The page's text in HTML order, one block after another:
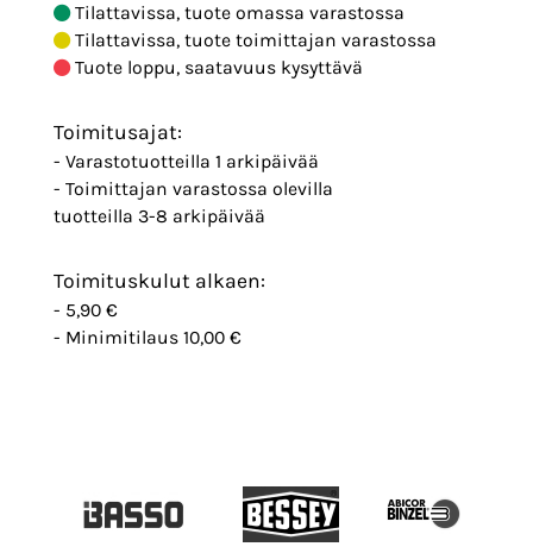
Tilattavissa, tuote omassa varastossa
Tilattavissa, tuote toimittajan varastossa
Tuote loppu, saatavuus kysyttävä
Toimitusajat:
- Varastotuotteilla 1 arkipäivää
- Toimittajan varastossa olevilla
tuotteilla 3-8 arkipäivää
Toimituskulut alkaen:
- 5,90 €
- Minimitilaus 10,00 €